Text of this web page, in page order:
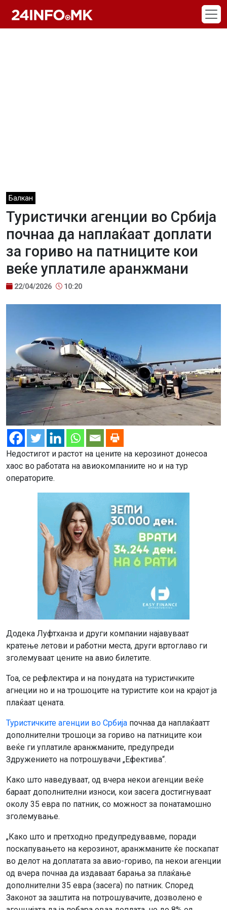
Балкан
Туристички агенции во Србија
почнаа да наплаќаат доплати
за гориво на патниците кои
веќе уплатиле аранжмани
22/04/2026 10:20
Недостигот и растот на цените на керозинот донесоа
хаос во работата на авиокомпаниите но и на тур
операторите.
Додека Луфтханза и други компании најавуваат
кратење летови и работни места, други вртоглаво ги
зголемуваат цените на авио билетите.
Тоа, се рефлектира и на понудата на туристичките
агнеции но и на трошоците на туристите кои на крајот ја
плаќаат цената.
Туристичките агенции во Србија почнаа да наплаќаатт
дополнителни трошоци за гориво на патниците кои
веќе ги уплатиле аранжманите, предупреди
Здружението на потрошувачи „Ефектива“.
Како што наведуваат, од вчера некои агенции веќе
бараат дополнителни износи, кои засега достигнуваат
околу 35 евра по патник, со можност за понатамошно
зголемување.
„Како што и претходно предупредувавме, поради
поскапувањето на керозинот, аранжманите ќе поскапат
во делот на доплатата за авио-гориво, па некои агенции
од вчера почнаа да издаваат барања за плаќање
дополнителни 35 евра (засега) по патник. Според
Законот за заштита на потрошувачите, дозволено е